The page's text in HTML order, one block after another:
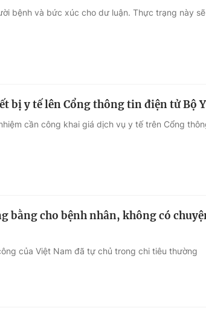
bệnh và bức xúc cho dư luận. Thực trạng này sẽ
bị y tế lên Cổng thông tin điện tử Bộ
cần công khai giá dịch vụ y tế trên Cổng
bằng cho bệnh nhân, không có
của Việt Nam đã tự chủ trong chi tiêu thường